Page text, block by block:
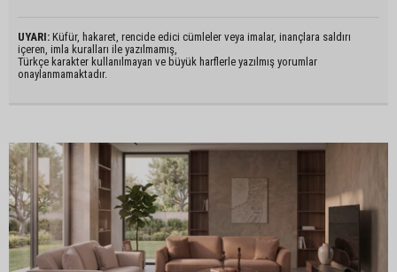
UYARI: Küfür, hakaret, rencide edici cümleler veya imalar, inançlara saldırı
içeren, imla kuralları ile yazılmamış,
Türkçe karakter kullanılmayan ve büyük harflerle yazılmış yorumlar
onaylanmamaktadır.